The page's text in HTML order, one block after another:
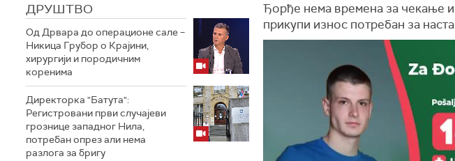
ДРУШТВО
Од Дрвара до операционе сале –
Никица Грубор о Крајини,
хирургији и породичним
коренима
Директорка "Батута":
Регистровани први случајеви
грознице западног Нила,
потребан опрез али нема
разлога за бригу
Ђорђе нема времена за чекање и
прикупи износ потребан за